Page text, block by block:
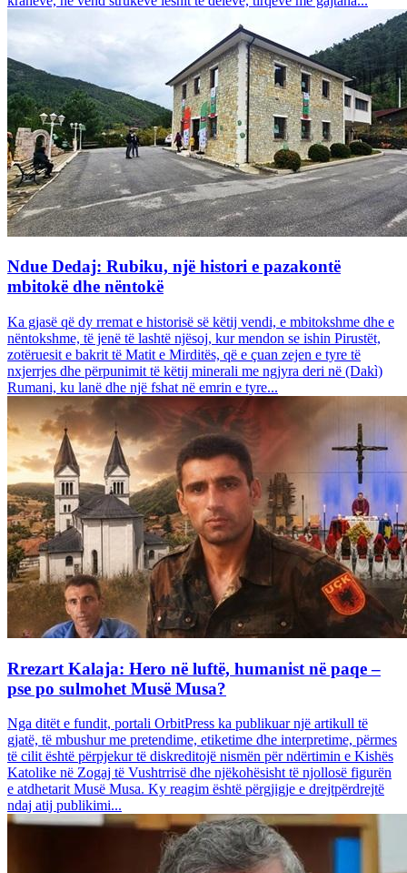
Ndue Dedaj: Rubiku, një histori e pazakontë
mbitokë dhe nëntokë
Ka gjasë që dy rremat e historisë së këtij vendi, e mbitokshme dhe e
nëntokshme, të jenë të lashtë njësoj, kur mendon se ishin Pirustët,
zotëruesit e bakrit të Matit e Mirditës, që e çuan zejen e tyre të
nxjerrjes dhe përpunimit të këtij minerali me ngjyra deri në (Dakì)
Rumani, ku lanë dhe një fshat në emrin e tyre...
Rrezart Kalaja: Hero në luftë, humanist në paqe –
pse po sulmohet Musë Musa?
Nga ditët e fundit, portali OrbitPress ka publikuar një artikull të
gjatë, të mbushur me pretendime, etiketime dhe interpretime, përmes
të cilit është përpjekur të diskreditojë nismën për ndërtimin e Kishës
Katolike në Zogaj të Vushtrrisë dhe njëkohësisht të njollosë figurën
e atdhetarit Musë Musa. Ky reagim është përgjigje e drejtpërdrejtë
ndaj atij publikimi...